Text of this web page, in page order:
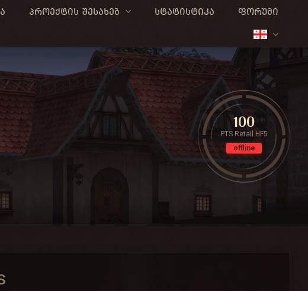
პროექტის შესახებ სტატისტიკა
ფორუმი
100
PTS Retail HF5
offline